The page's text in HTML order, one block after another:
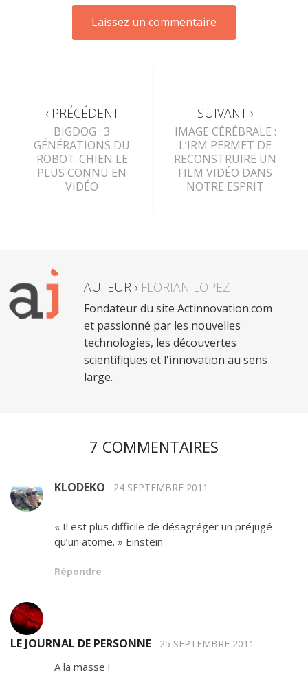
‹ PRÉCÉDENT
BIGDOG : 3
GÉNÉRATIONS DU
ROBOT-CHIEN LE
PLUS CONNU EN
VIDÉO
SUIVANT ›
IMAGE CÉRÉBRALE :
L’IRM PERMET DE
RECONSTRUIRE UN
FILM VIDÉO DANS
NOTRE ESPRIT
AUTEUR › FLORIAN LOPEZ
Fondateur du site Actinnovation.com
et passionné par les nouvelles
technologies, les découvertes
scientifiques et l'innovation au sens
large.
7 COMMENTAIRES
KLODEKO 24 SEPTEMBRE 2011
« Il est plus difficile de désagréger un préjugé
qu’un atome. » Einstein
Répondre
LE JOURNAL DE PERSONNE 25 SEPTEMBRE 2011
A la masse !